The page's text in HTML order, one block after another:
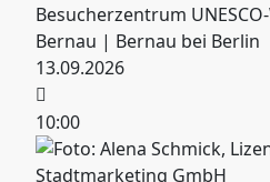
Besucherzentrum
Bernau | Bernau bei Berlin
13.09.2026
10:00